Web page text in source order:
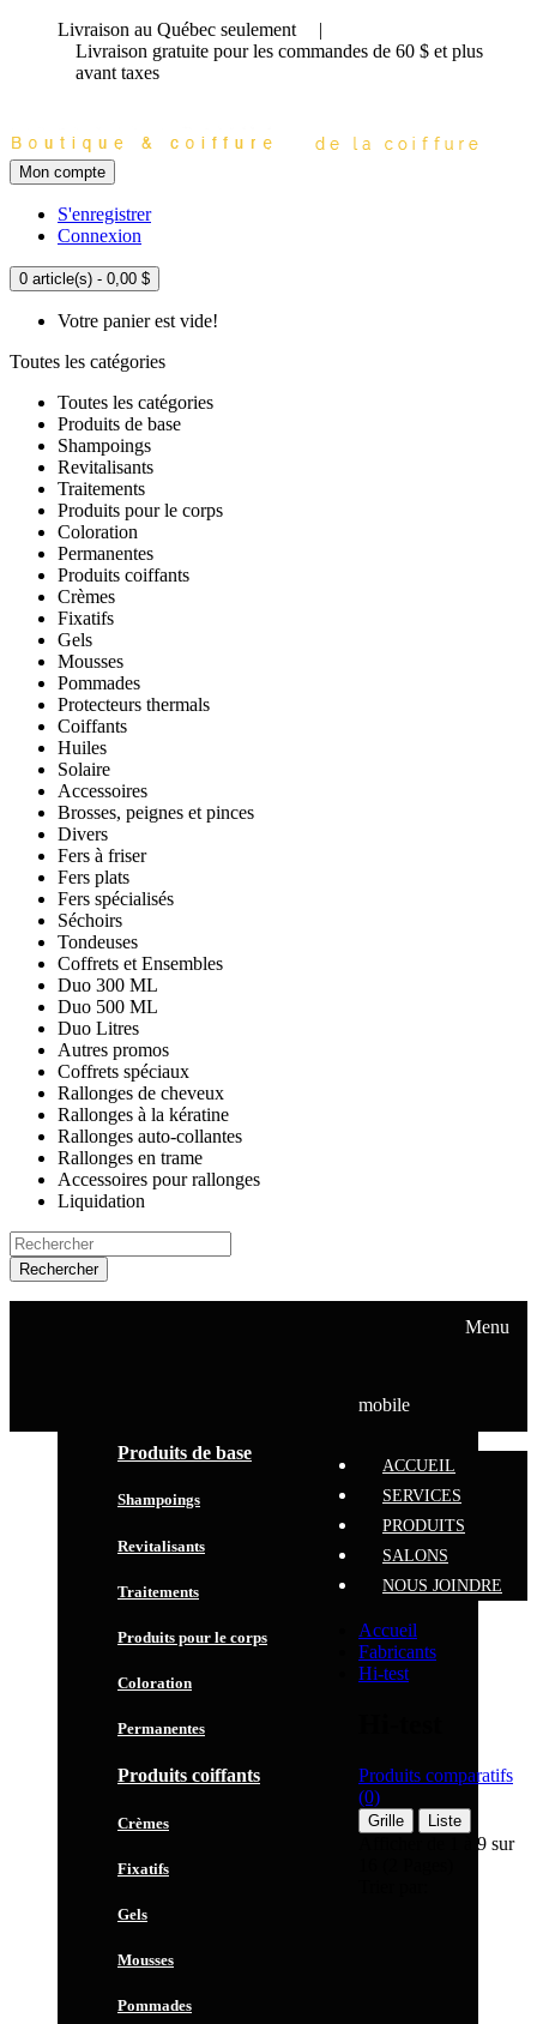
Livraison au Québec seulement
|
Livraison gratuite pour les commandes de 60 $ et plus
avant taxes
Mon compte
S'enregistrer
Connexion
0 article(s) - 0,00 $
Votre panier est vide!
Toutes les catégories
Toutes les catégories
Produits de base
Shampoings
Revitalisants
Traitements
Produits pour le corps
Coloration
Permanentes
Produits coiffants
Crèmes
Fixatifs
Gels
Mousses
Pommades
Protecteurs thermals
Coiffants
Huiles
Solaire
Accessoires
Brosses, peignes et pinces
Divers
Fers à friser
Fers plats
Fers spécialisés
Séchoirs
Tondeuses
Coffrets et Ensembles
Duo 300 ML
Duo 500 ML
Duo Litres
Autres promos
Coffrets spéciaux
Rallonges de cheveux
Rallonges à la kératine
Rallonges auto-collantes
Rallonges en trame
Accessoires pour rallonges
Liquidation
Rechercher
Produits de base
Shampoings
Revitalisants
Traitements
Produits pour le corps
Coloration
Permanentes
Produits coiffants
Crèmes
Fixatifs
Gels
Mousses
Pommades
Menu
mobile
ACCUEIL
SERVICES
PRODUITS
SALONS
NOUS JOINDRE
Accueil
Fabricants
Hi-test
Produits comparatifs
(0)
Grille Liste
Afficher de 1 à 9 sur